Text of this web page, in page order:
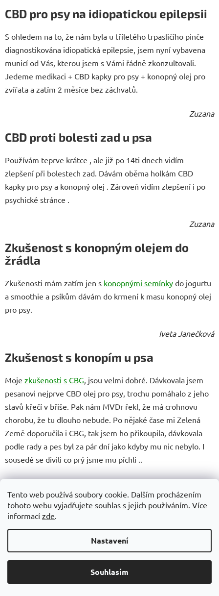
Tento web používá soubory cookie. Dalším procházením
tohoto webu vyjadřujete souhlas s jejich používáním. Více
informací zde.
Nastavení
Souhlasím
CBD pro psy na idiopatickou epilepsii
S ohledem na to, že nám byla u tříletého trpasličího pinče
diagnostikována idiopatická epilepsie, jsem nyní vybavena
municí od Vás, kterou jsem s Vámi řádně zkonzultovali.
Jedeme medikaci + CBD kapky pro psy + konopný olej pro
zvířata a zatím 2 měsíce bez záchvatů.
Zuzana
CBD proti bolesti zad u psa
Používám teprve krátce , ale již po 14ti dnech vidím
zlepšení při bolestech zad. Dávám oběma holkám CBD
kapky pro psy a konopný olej . Zároveň vidím zlepšení i po
psychické stránce .
Zuzana
Zkušenost s konopným olejem do
žrádla
Zkušenosti mám zatím jen s konopnými semínky do jogurtu
a smoothie a psíkům dávám do krmení k masu konopný olej
pro psy.
Iveta Janečková
Zkušenost s konopím u psa
Moje zkušenosti s CBG , jsou velmi dobré. Dávkovala jsem
pesanovi nejprve CBD olej pro psy, trochu pomáhalo z jeho
stavů křečí v břiše. Pak nám MVDr řekl, že má crohnovu
chorobu, že tu dlouho nebude. Po nějaké čase mi Zelená
Země doporučila i CBG, tak jsem ho přikoupila, dávkovala
podle rady a pes byl za pár dní jako kdyby mu nic nebylo. I
sousedé se divili co prý jsme mu píchli ..
CBD olej pro psa po narkóze
Můj starší pejsek musel ve 13ti letech podstoupit narkózu,
aby ho pan veterinář mohl řádně ošetřit. Vše proběhlo v
mu doma podávat CBD olej pro psy a to mu viditelně
pomohlo k návratu zpět, do reality :-) Během hodinky byl